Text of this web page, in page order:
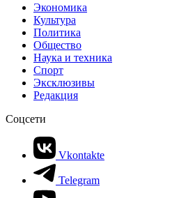
Экономика
Культура
Политика
Общество
Наука и техника
Спорт
Эксклюзивы
Редакция
Соцсети
Vkontakte
Telegram